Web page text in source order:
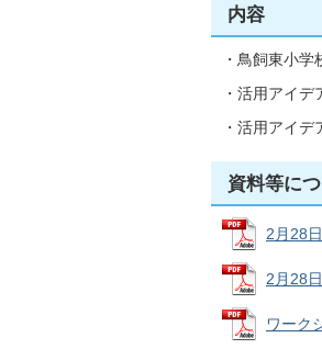
内容
・鳥飼東小
・活用アイ
・活用アイ
資料等に
2月28
2月28
ワーク